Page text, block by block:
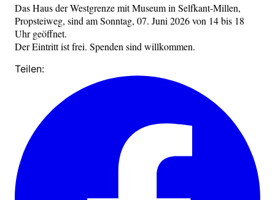
Das Haus der Westgrenze mit Museum in Selfkant-Millen,
Propsteiweg, sind am Sonntag, 07. Juni 2026 von 14 bis 18
Uhr geöffnet.
Der Eintritt ist frei. Spenden sind willkommen.
Teilen: